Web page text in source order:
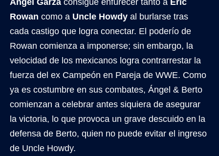
Ángel Garza consigue enfurecer tanto a Eric
Rowan como a Uncle Howdy al burlarse tras
cada castigo que logra conectar. El poderío de
Rowan comienza a imponerse; sin embargo, la
velocidad de los mexicanos logra contrarrestar la
fuerza del ex Campeón en Pareja de WWE. Como
ya es costumbre en sus combates, Ángel & Berto
comienzan a celebrar antes siquiera de asegurar
la victoria, lo que provoca un grave descuido en la
defensa de Berto, quien no puede evitar el ingreso
de Uncle Howdy.